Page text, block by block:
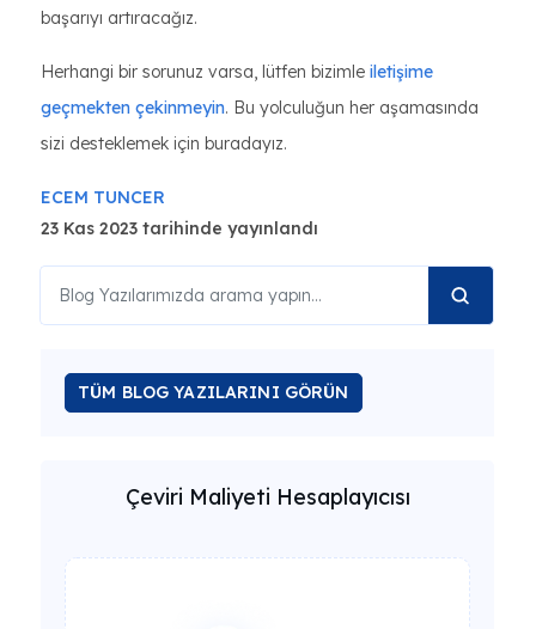
başarıyı artıracağız.
Herhangi bir sorunuz varsa, lütfen bizimle iletişime
geçmekten çekinmeyin. Bu yolculuğun her aşamasında
sizi desteklemek için buradayız.
ECEM TUNCER
23 Kas 2023 tarihinde yayınlandı
TÜM BLOG YAZILARINI GÖRÜN
Çeviri Maliyeti Hesaplayıcısı